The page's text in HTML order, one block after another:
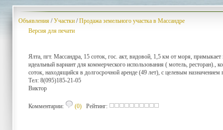
Объявления /Участки /Продажа земельного участка в Массандре
Версия для печати
Ялта, пгт. Массандра, 15 соток, гос. акт, видовой, 1,5 км от моря,
идеальный вариант для коммерческого использования ( мотель,
соток, находящийся в долгосрочной аренде (49 лет), с целевым назначением
Тел: 8(095)185-21-05
Виктор
Комментарии: (0) Рейтинг: